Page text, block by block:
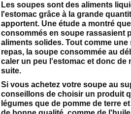
Les soupes sont des aliments
l'estomac grâce à la grande
apportent. Une étude a montré
consommés en soupe rassasient
aliments solides. Tout comme une
repas, la soupe consommée au
caler un peu l'estomac et donc de
suite.
Si vous achetez votre soupe au
conseillons de choisir un produit
légumes que de pomme de terre